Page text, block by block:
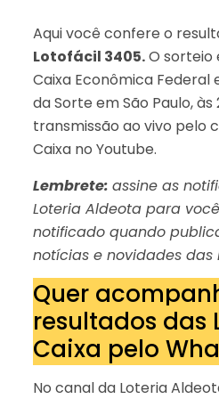
Aqui você confere o
Lotofácil 3405.O sorteio
Caixa Econômica Federal
da Sorte em São Paulo, às
transmissão ao vivo pelo
Caixa no Youtube.
Lembrete: assine as
Loteria Aldeota para
notificado quando
notícias e novidades das
Quer
resultados das
Caixa pelo
No canal da Loteria